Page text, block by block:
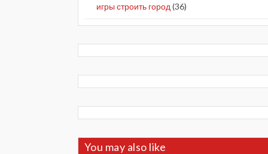
игры строить город (36)
You may also like